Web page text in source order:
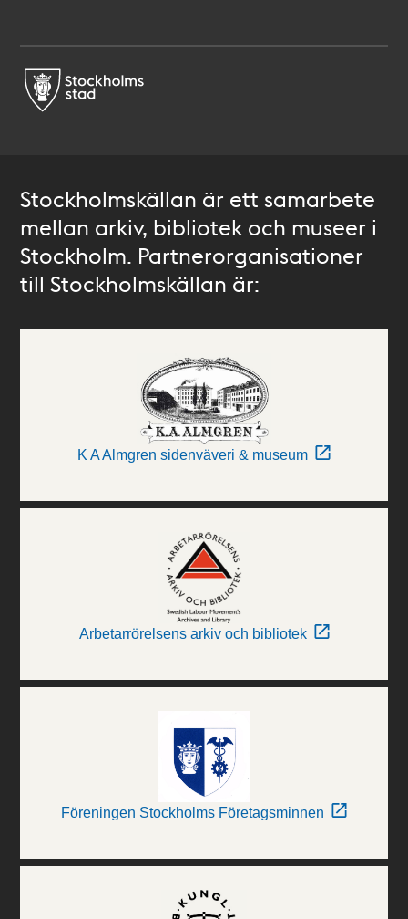
Stockholmskällan är ett samarbete
mellan arkiv, bibliotek och museer i
Stockholm. Partnerorganisationer
till Stockholmskällan är:
K A Almgren sidenväveri & museum
Arbetarrörelsens arkiv och bibliotek
Föreningen Stockholms Företagsminnen